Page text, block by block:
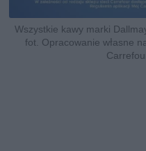
Wszystkie kawy marki
fot. Opracowanie własne